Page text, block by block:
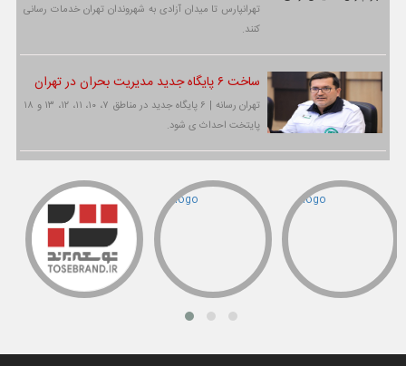
تهرانپارس تا میدان آزادی به شهروندان تهران خدمات رسانی
کنند.
ساخت ۶ پایگاه جدید مدیریت بحران در تهران
تهران رسانه | ۶ پایگاه جدید در مناطق ۷، ۱۰، ۱۱، ۱۲، ۱۳ و ۱۸
پایتخت احداث ی شود.